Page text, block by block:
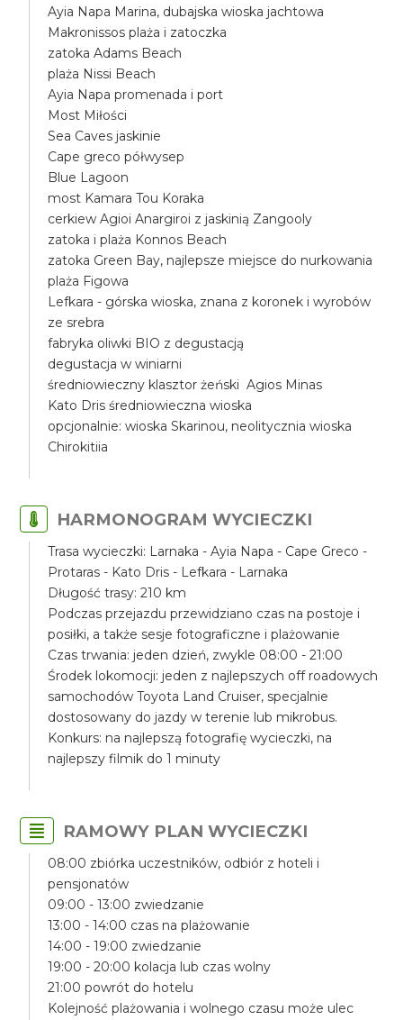
Ayia Napa Marina, dubajska wioska jachtowa
Makronissos plaża i zatoczka
zatoka Adams Beach
plaża Nissi Beach
Ayia Napa promenada i port
Most Miłości
Sea Caves jaskinie
Cape greco półwysep
Blue Lagoon
most Kamara Tou Koraka
cerkiew Agioi Anargiroi z jaskinią Zangooly
zatoka i plaża Konnos Beach
zatoka Green Bay, najlepsze miejsce do nurkowania
plaża Figowa
Lefkara - górska wioska, znana z koronek i wyrobów
ze srebra
fabryka oliwki BIO z degustacją
degustacja w winiarni
średniowieczny klasztor żeński Agios Minas
Kato Dris średniowieczna wioska
opcjonalnie: wioska Skarinou, neolitycznia wioska
Chirokitiia
HARMONOGRAM WYCIECZKI
Trasa wycieczki: Larnaka - Ayia Napa - Cape Greco -
Protaras - Kato Dris - Lefkara - Larnaka
Długość trasy: 210 km
Podczas przejazdu przewidziano czas na postoje i
posiłki, a także sesje fotograficzne i plażowanie
Czas trwania: jeden dzień, zwykle 08:00 - 21:00
Środek lokomocji: jeden z najlepszych off roadowych
samochodów Toyota Land Cruiser, specjalnie
dostosowany do jazdy w terenie lub mikrobus.
Konkurs: na najlepszą fotografię wycieczki, na
najlepszy filmik do 1 minuty
RAMOWY PLAN WYCIECZKI
08:00 zbiórka uczestników, odbiór z hoteli i
pensjonatów
09:00 - 13:00 zwiedzanie
13:00 - 14:00 czas na plażowanie
14:00 - 19:00 zwiedzanie
19:00 - 20:00 kolacja lub czas wolny
21:00 powrót do hotelu
Kolejność plażowania i wolnego czasu może ulec